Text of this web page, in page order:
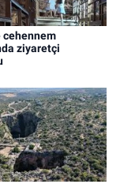
cehennem
ziyaretçi